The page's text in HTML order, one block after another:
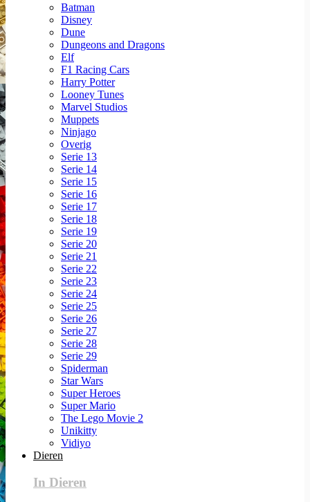
Batman
Disney
Dune
Dungeons and Dragons
Elf
F1 Racing Cars
Harry Potter
Looney Tunes
Marvel Studios
Muppets
Ninjago
Overig
Serie 13
Serie 14
Serie 15
Serie 16
Serie 17
Serie 18
Serie 19
Serie 20
Serie 21
Serie 22
Serie 23
Serie 24
Serie 25
Serie 26
Serie 27
Serie 28
Serie 29
Spiderman
Star Wars
Super Heroes
Super Mario
The Lego Movie 2
Unikitty
Vidiyo
Dieren
In Dieren